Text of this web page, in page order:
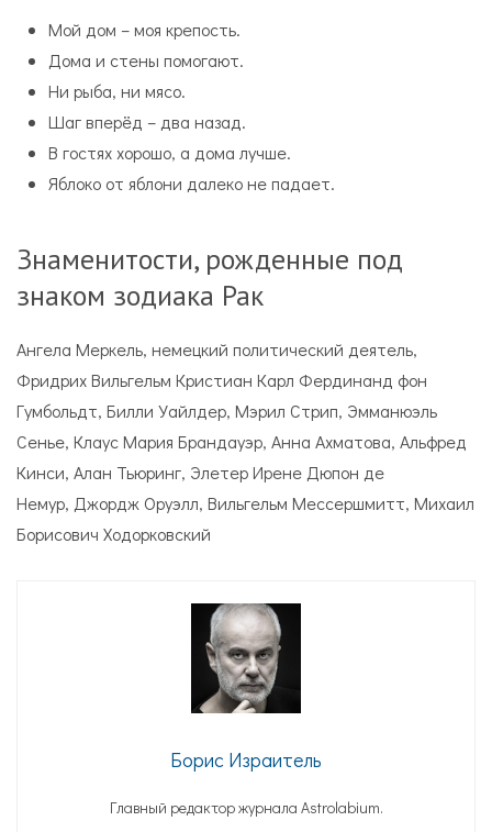
Мой дом – моя крепость.
Дома и стены помогают.
Ни рыба, ни мясо.
Шаг вперёд – два назад.
В гостях хорошо, а дома лучше.
Яблоко от яблони далеко не падает.
Знаменитости, рожденные под
знаком зодиака Рак
Ангела Меркель, немецкий политический деятель,
Фридрих Вильгельм Кристиан Карл Фердинанд фон
Гумбольдт, Билли Уайлдер, Мэрил Стрип, Эмманюэль
Сенье, Клаус Мария Брандауэр, Анна Ахматова, Альфред
Кинси, Алан Тьюринг, Элетер Ирене Дюпон де
Немур, Джордж Оруэлл, Вильгельм Мессершмитт, Михаил
Борисович Ходорковский
Борис Израитель
Главный редактор журнала Astrolabium.